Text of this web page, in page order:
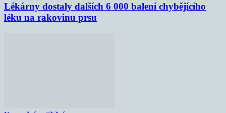
Lékárny dostaly dalších 6 000 balení chybějícího
léku na rakovinu prsu